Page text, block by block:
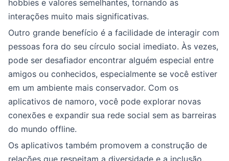
hobbies e valores semelhantes, tornando as
interações muito mais significativas.
Outro grande benefício é a facilidade de interagir com
pessoas fora do seu círculo social imediato. Às vezes,
pode ser desafiador encontrar alguém especial entre
amigos ou conhecidos, especialmente se você estiver
em um ambiente mais conservador. Com os
aplicativos de namoro, você pode explorar novas
conexões e expandir sua rede social sem as barreiras
do mundo offline.
Os aplicativos também promovem a construção de
relações que respeitam a diversidade e a inclusão.